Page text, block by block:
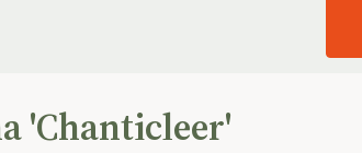
'Chanticleer'